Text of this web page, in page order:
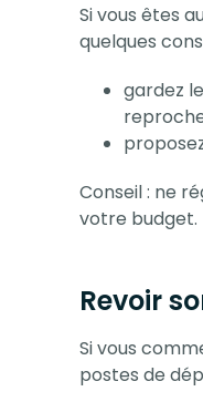
Si vous êtes
quelques
gardez
Conseil : ne
votre budget.
Revoir
Si vous
postes de